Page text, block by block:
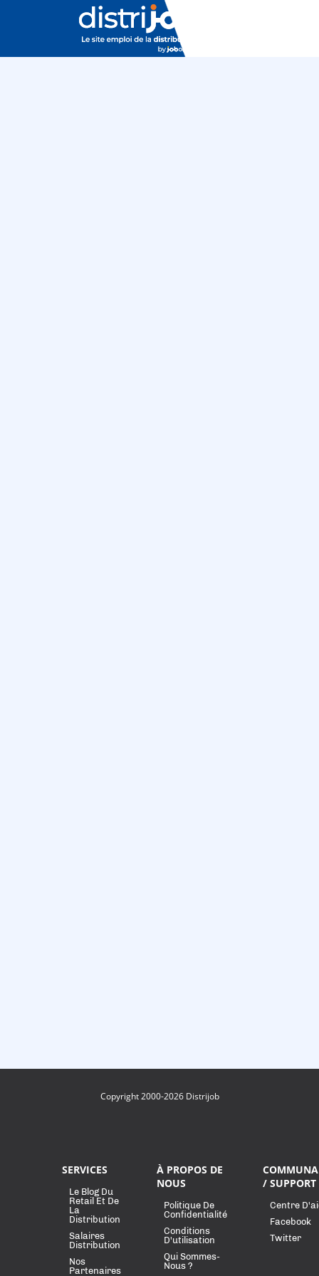
Copyright 2000-2026 Distrijob
SERVICES
Le Blog Du
Retail Et De
La
Distribution
Salaires
Distribution
Nos
Partenaires
À PROPOS DE
NOUS
Politique De
Confidentialité
Conditions
D'utilisation
Qui Sommes-
Nous ?
/ SUPPORT
Centre
Facebook
Twitter